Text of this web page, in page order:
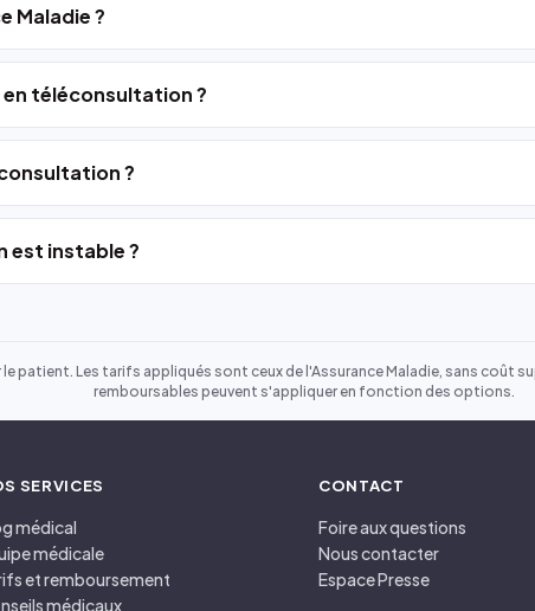
Maladie ?
téléconsultation ?
?
est instable ?
patient. Les tarifs appliqués sont ceux de l'Assurance Maladie, sans coût
remboursables peuvent s'appliquer en fonction des options.
SERVICES
médical
médicale
et remboursement
médicaux
CONTACT
Foire aux questions
Nous contacter
Espace Presse